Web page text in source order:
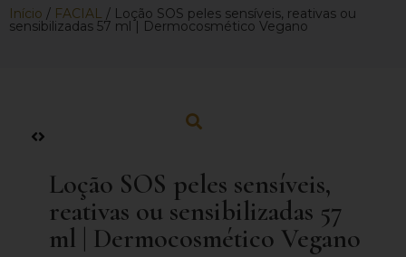
Início / FACIAL / Loção SOS peles sensíveis, reativas ou
sensibilizadas 57 ml | Dermocosmético Vegano
Loção SOS peles sensíveis,
reativas ou sensibilizadas 57
ml | Dermocosmético Vegano